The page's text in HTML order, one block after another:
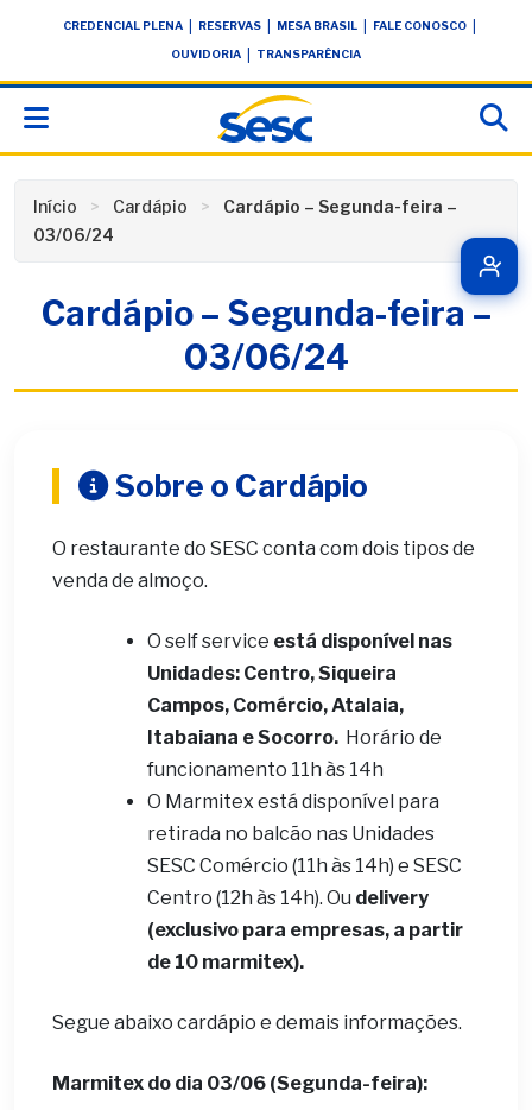
conteúdoCREDENCIAL PLENA RESERVAS MESA BRASIL FALE CONOSCO
OUVIDORIA TRANSPARÊNCIA
Início Cardápio
Cardápio – Segunda-feira –
03/06/24
Cardápio – Segunda-feira –
03/06/24
Sobre o Cardápio
O restaurante do SESC conta com dois tipos de
venda de almoço.
O self service está disponível nas
Unidades: Centro, Siqueira
Campos, Comércio, Atalaia,
Itabaiana e Socorro. Horário de
funcionamento 11h às 14h
O Marmitex está disponível para
retirada no balcão nas Unidades
SESC Comércio (11h às 14h) e SESC
Centro (12h às 14h). Ou delivery
(exclusivo para empresas, a partir
de 10 marmitex).
Segue abaixo cardápio e demais informações.
Marmitex do dia 03/06 (Segunda-feira):